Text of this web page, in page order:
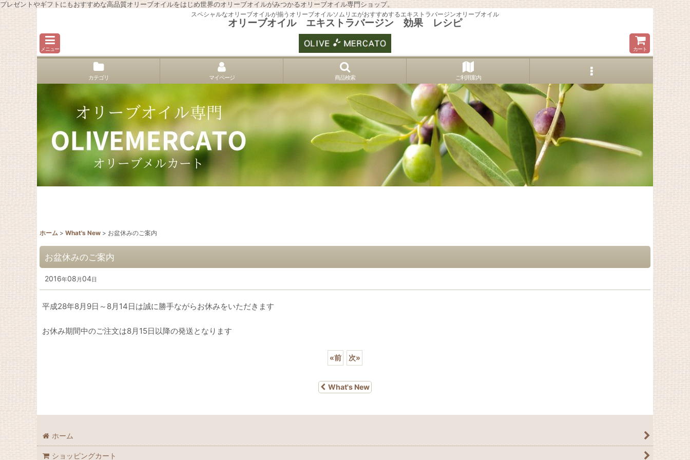
プレゼントやギフトにもおすすめな高品質オリーブオイルをはじめ世界のオリーブオイルがみつかるオリーブオイル専門ショップ。
スペシャルなオリーブオイルが揃うオリーブオイルソムリエがおすすめするエキストラバージンオリーブオイル
オリーブオイル エキストラバージン 効果 レシピ
メニュー カート
カテゴリ マイページ 商品検索 ご利用案内
ホーム > What's New > お盆休みのご案内
お盆休みのご案内
2016年08 月 04日
平成28年8月9日～8月14日は誠に勝手ながらお休みをいただきます
お休み期間中のご注文は8月15日以降の発送となります
«前 次»
What's New
ホーム
ショッピングカート